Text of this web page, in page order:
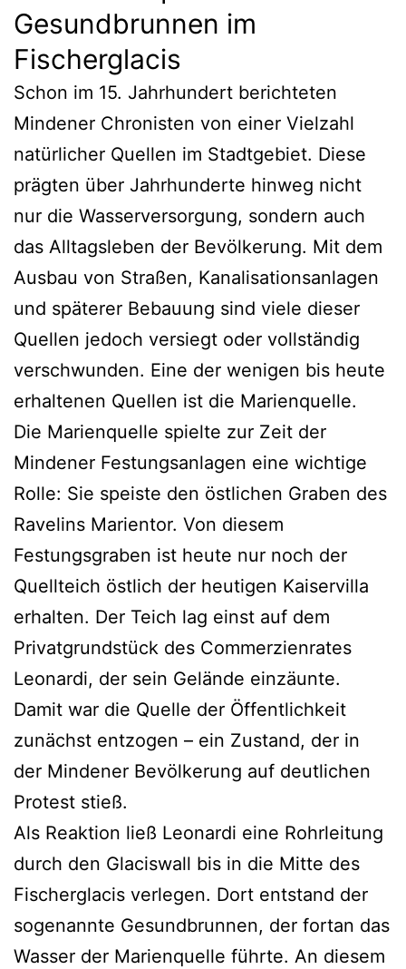
Gesundbrunnen im
Fischerglacis
Schon im 15. Jahrhundert berichteten
Mindener Chronisten von einer Vielzahl
natürlicher Quellen im Stadtgebiet. Diese
prägten über Jahrhunderte hinweg nicht
nur die Wasserversorgung, sondern auch
das Alltagsleben der Bevölkerung. Mit dem
Ausbau von Straßen, Kanalisationsanlagen
und späterer Bebauung sind viele dieser
Quellen jedoch versiegt oder vollständig
verschwunden. Eine der wenigen bis heute
erhaltenen Quellen ist die Marienquelle.
Die Marienquelle spielte zur Zeit der
Mindener Festungsanlagen eine wichtige
Rolle: Sie speiste den östlichen Graben des
Ravelins Marientor. Von diesem
Festungsgraben ist heute nur noch der
Quellteich östlich der heutigen Kaiservilla
erhalten. Der Teich lag einst auf dem
Privatgrundstück des Commerzienrates
Leonardi, der sein Gelände einzäunte.
Damit war die Quelle der Öffentlichkeit
zunächst entzogen – ein Zustand, der in
der Mindener Bevölkerung auf deutlichen
Protest stieß.
Als Reaktion ließ Leonardi eine Rohrleitung
durch den Glaciswall bis in die Mitte des
Fischerglacis verlegen. Dort entstand der
sogenannte Gesundbrunnen, der fortan das
Wasser der Marienquelle führte. An diesem